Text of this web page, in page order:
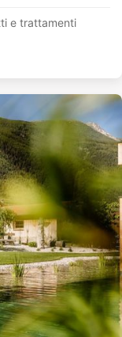
e trattamenti